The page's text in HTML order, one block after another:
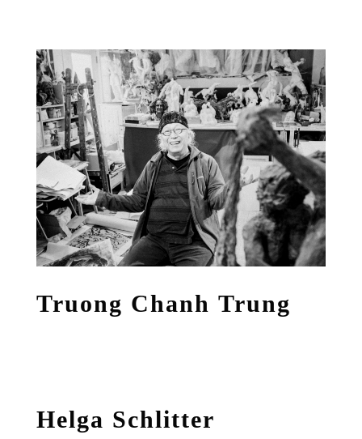
Truong Chanh Trung
Helga Schlitter